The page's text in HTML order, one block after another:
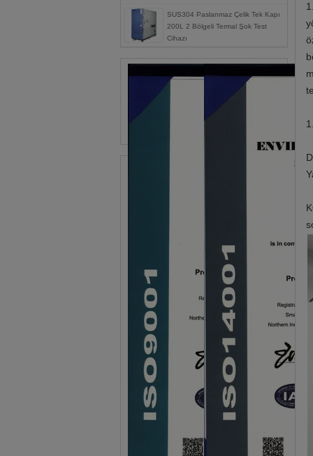
SUS304 Paslanmaz Çelik Tek Kapı
200L 2 Bölgeli Termal Şok Test
Cihazı